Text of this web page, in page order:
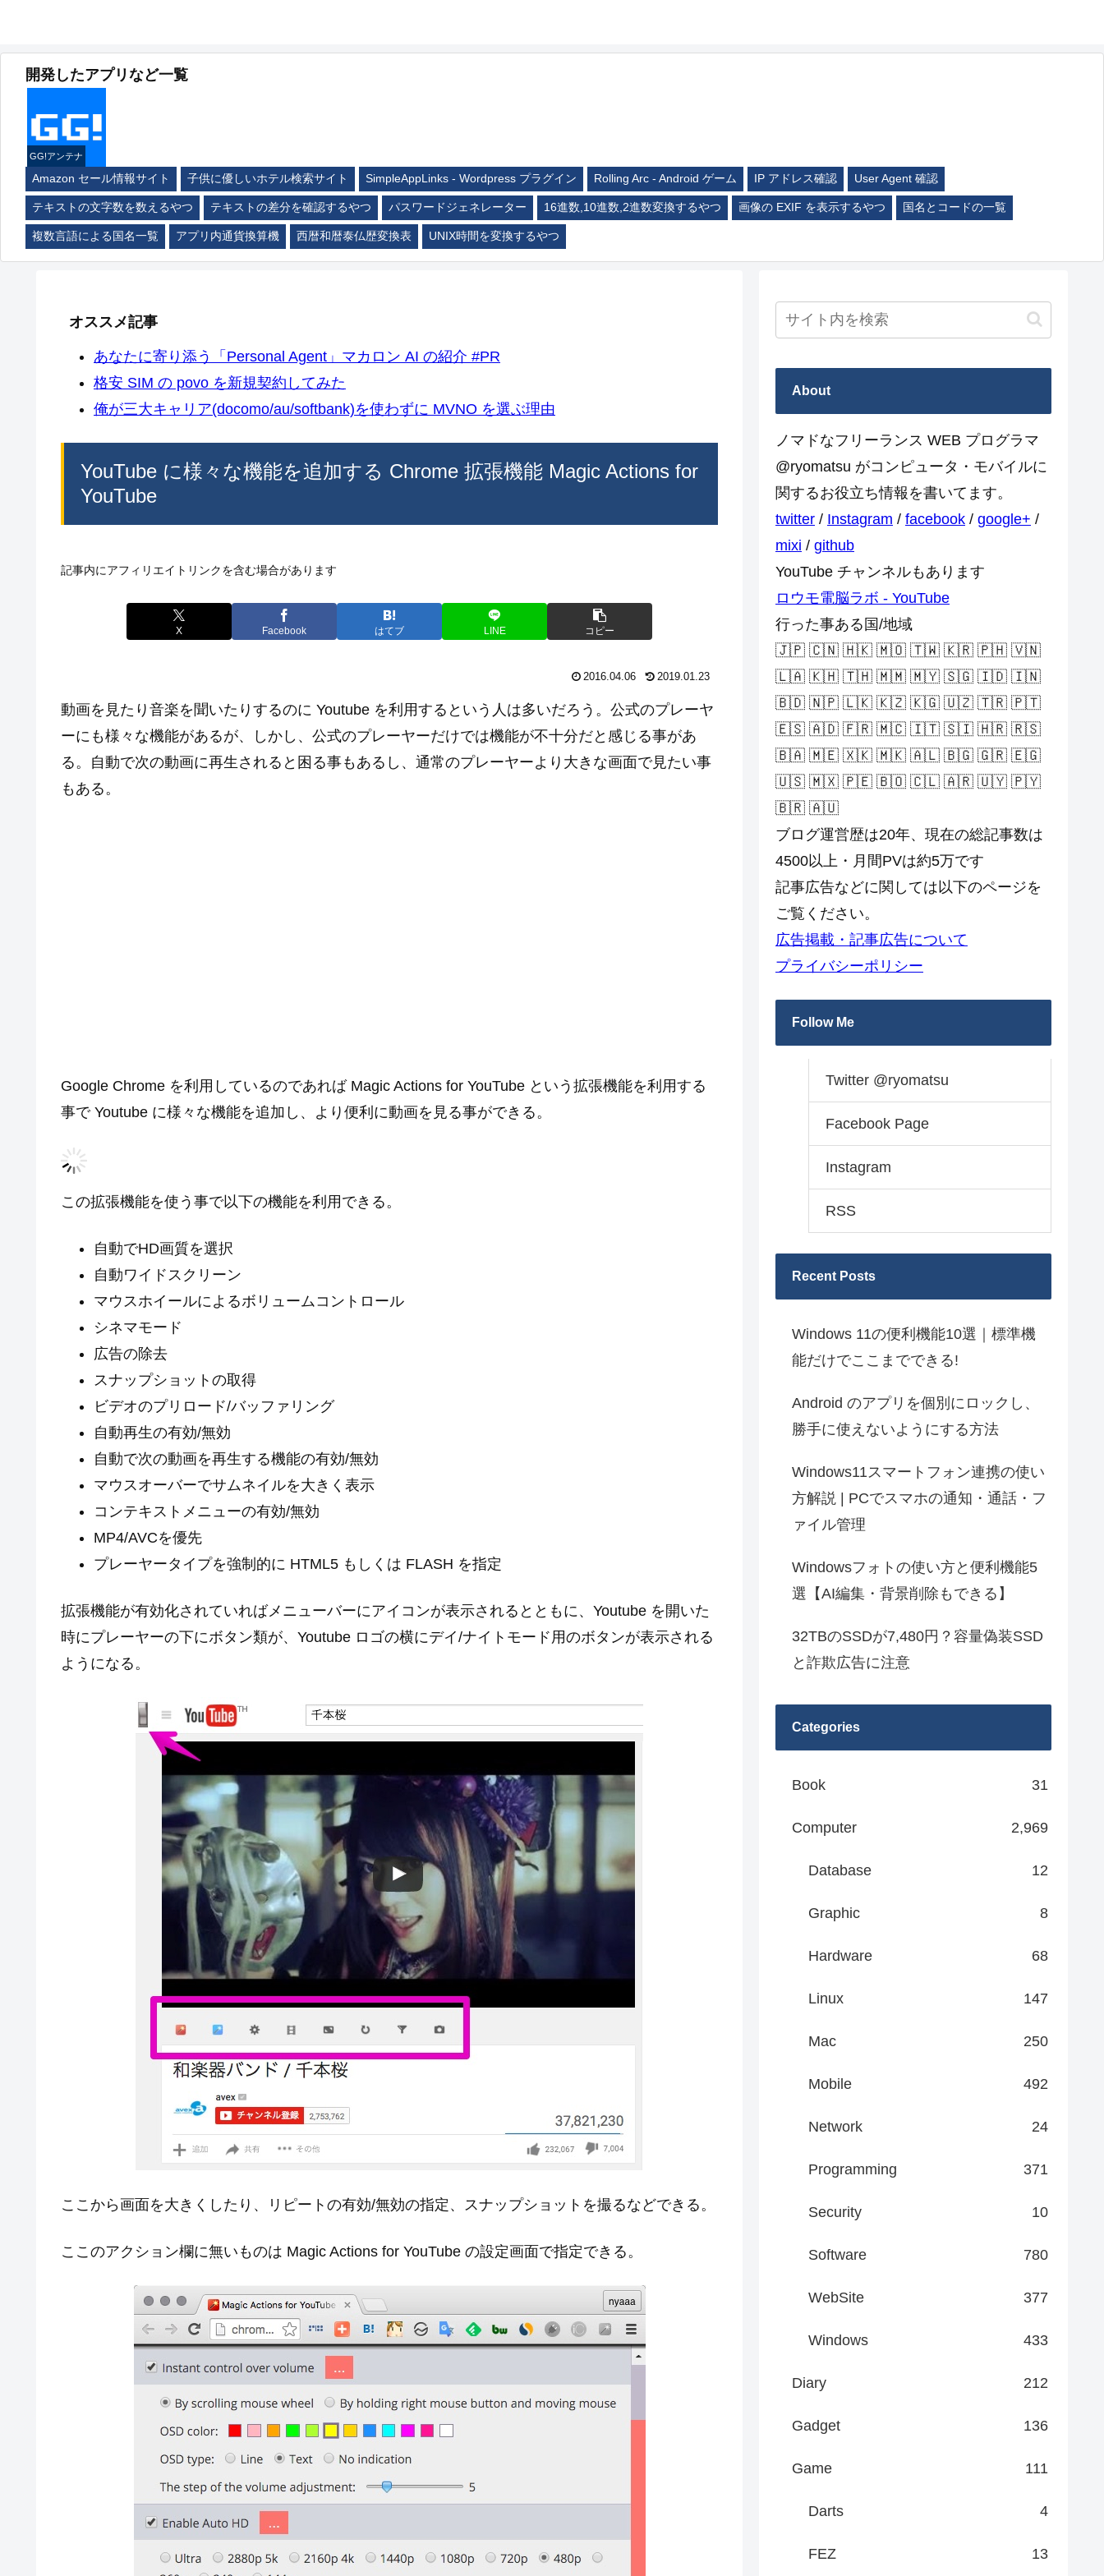
開発したアプリなど一覧
GG!アンテナ
Amazon セール情報サイト 子供に優しいホテル検索サイト SimpleAppLinks - Wordpress プラグイン Rolling Arc - Android ゲーム IP アドレス確認 User Agent 確認
テキストの文字数を数えるやつ テキストの差分を確認するやつ パスワードジェネレーター 16進数,10進数,2進数変換するやつ 画像の EXIF を表示するやつ 国名とコードの一覧
複数言語による国名一覧 アプリ内通貨換算機 西暦和暦泰仏歴変換表 UNIX時間を変換するやつ
オススメ記事
あなたに寄り添う「Personal Agent」マカロン AI の紹介 #PR
格安 SIM の povo を新規契約してみた
俺が三大キャリア(docomo/au/softbank)を使わずに MVNO を選ぶ理由
YouTube に様々な機能を追加する Chrome 拡張機能 Magic Actions for
YouTube
記事内にアフィリエイトリンクを含む場合があります
X Facebook はてブ LINE コピー
2016.04.06 2019.01.23
動画を見たり音楽を聞いたりするのに Youtube を利用するという人は多いだろう。公式のプレーヤ
ーにも様々な機能があるが、しかし、公式のプレーヤーだけでは機能が不十分だと感じる事があ
る。自動で次の動画に再生されると困る事もあるし、通常のプレーヤーより大きな画面で見たい事
もある。
Google Chrome を利用しているのであれば Magic Actions for YouTube という拡張機能を利用する
事で Youtube に様々な機能を追加し、より便利に動画を見る事ができる。
この拡張機能を使う事で以下の機能を利用できる。
自動でHD画質を選択
自動ワイドスクリーン
マウスホイールによるボリュームコントロール
シネマモード
広告の除去
スナップショットの取得
ビデオのプリロード/バッファリング
自動再生の有効/無効
自動で次の動画を再生する機能の有効/無効
マウスオーバーでサムネイルを大きく表示
コンテキストメニューの有効/無効
MP4/AVCを優先
プレーヤータイプを強制的に HTML5 もしくは FLASH を指定
拡張機能が有効化されていればメニューバーにアイコンが表示されるとともに、Youtube を開いた
時にプレーヤーの下にボタン類が、Youtube ロゴの横にデイ/ナイトモード用のボタンが表示される
ようになる。
ここから画面を大きくしたり、リピートの有効/無効の指定、スナップショットを撮るなどできる。
ここのアクション欄に無いものは Magic Actions for YouTube の設定画面で指定できる。
About
ノマドなフリーランス WEB プログラマ
@ryomatsu がコンピュータ・モバイルに
関するお役立ち情報を書いてます。
twitter / Instagram / facebook / google+ /
mixi / github
YouTube チャンネルもあります
ロウモ電脳ラボ - YouTube
行った事ある国/地域
🇯🇵 🇨🇳 🇭🇰 🇲🇴 🇹🇼 🇰🇷 🇵🇭 🇻🇳
🇱🇦 🇰🇭 🇹🇭 🇲🇲 🇲🇾 🇸🇬 🇮🇩 🇮🇳
🇧🇩 🇳🇵 🇱🇰 🇰🇿 🇰🇬 🇺🇿 🇹🇷 🇵🇹
🇪🇸 🇦🇩 🇫🇷 🇲🇨 🇮🇹 🇸🇮 🇭🇷 🇷🇸
🇧🇦 🇲🇪 🇽🇰 🇲🇰 🇦🇱 🇧🇬 🇬🇷 🇪🇬
🇺🇸 🇲🇽 🇵🇪 🇧🇴 🇨🇱 🇦🇷 🇺🇾 🇵🇾
🇧🇷 🇦🇺
ブログ運営歴は20年、現在の総記事数は
4500以上・月間PVは約5万です
記事広告などに関しては以下のページを
ご覧ください。
広告掲載・記事広告について
プライバシーポリシー
Follow Me
Twitter @ryomatsu
Facebook Page
Instagram
RSS
Recent Posts
Windows 11の便利機能10選｜標準機
能だけでここまでできる!
Android のアプリを個別にロックし、
勝手に使えないようにする方法
Windows11スマートフォン連携の使い
方解説 | PCでスマホの通知・通話・フ
ァイル管理
Windowsフォトの使い方と便利機能5
選【AI編集・背景削除もできる】
32TBのSSDが7,480円？容量偽装SSD
と詐欺広告に注意
Categories
Book 31
Computer 2,969
Database 12
Graphic 8
Hardware 68
Linux 147
Mac 250
Mobile 492
Network 24
Programming 371
Security 10
Software 780
WebSite 377
Windows 433
Diary 212
Gadget 136
Game 111
Darts 4
FEZ 13